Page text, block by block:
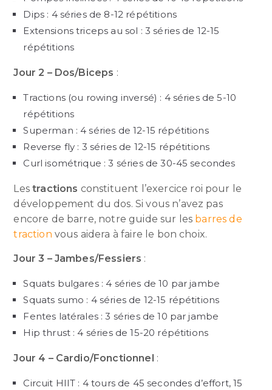
Dips : 4 séries de 8-12 répétitions
Extensions triceps au sol : 3 séries de 12-15
répétitions
Jour 2 – Dos/Biceps :
Tractions (ou rowing inversé) : 4 séries de 5-10
répétitions
Superman : 4 séries de 12-15 répétitions
Reverse fly : 3 séries de 12-15 répétitions
Curl isométrique : 3 séries de 30-45 secondes
Lestractions constituent l’exercice roi pour le
développement du dos. Si vous n’avez pas
encore de barre, notre guide sur les barres de
traction vous aidera à faire le bon choix.
Jour 3 – Jambes/Fessiers :
Squats bulgares : 4 séries de 10 par jambe
Squats sumo : 4 séries de 12-15 répétitions
Fentes latérales : 3 séries de 10 par jambe
Hip thrust : 4 séries de 15-20 répétitions
Jour 4 – Cardio/Fonctionnel :
Circuit HIIT : 4 tours de 45 secondes d’effort, 15